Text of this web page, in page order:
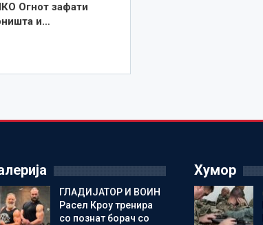
Огнот зафати
и…
ГЛАДИЈАТОР И ВОИН
Расел Кроу тренира
со познат борач со
Хумор